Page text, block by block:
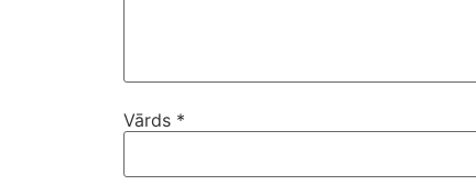
Vārds *